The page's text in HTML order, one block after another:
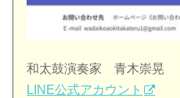
和太鼓演奏家 青木崇晃
LINE公式アカウント